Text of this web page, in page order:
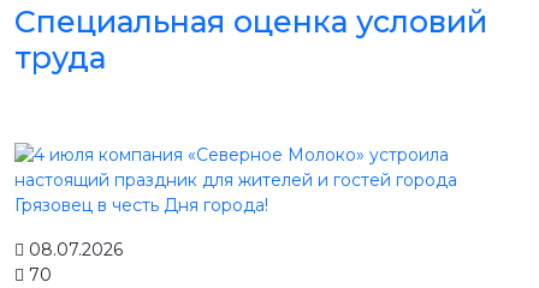
Специальная оценка условий
труда
08.07.2026
70